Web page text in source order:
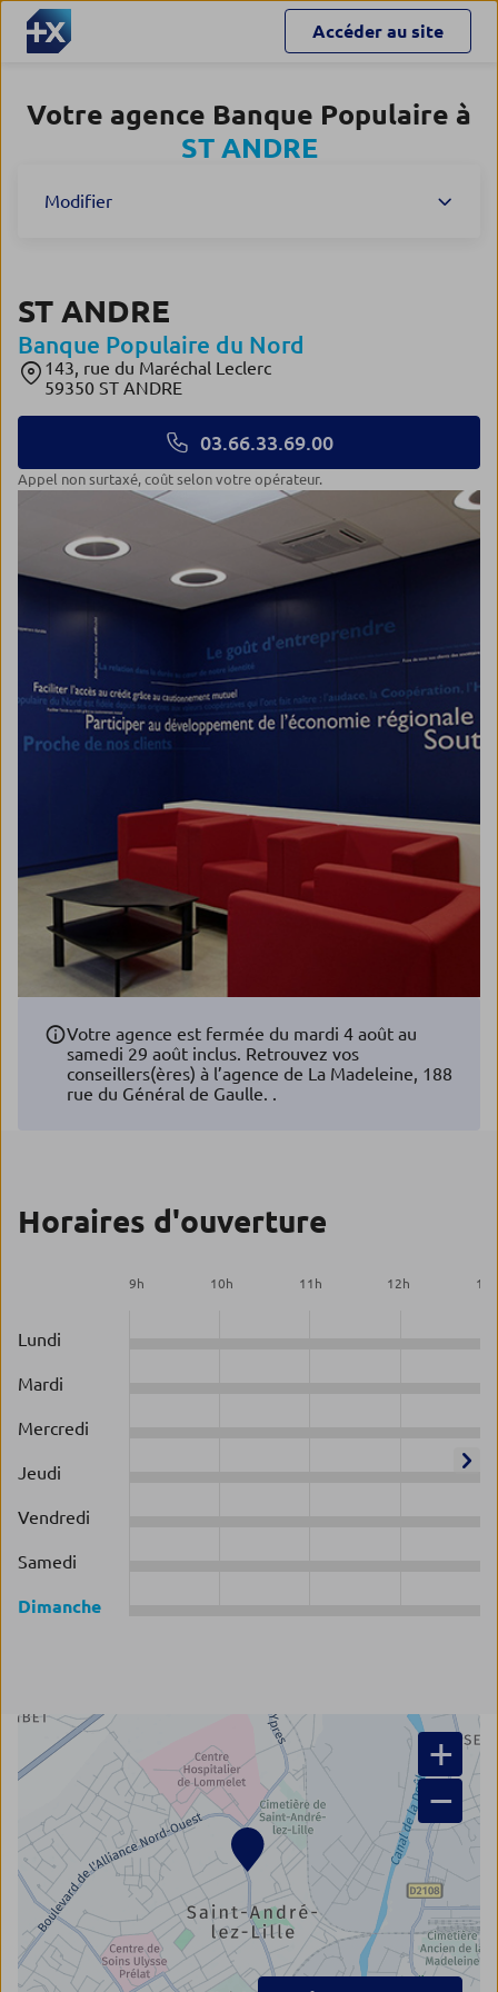
Accéder au site
Votre agence Banque Populaire à
ST ANDRE
Modifier
ST ANDRE
Banque Populaire du Nord
143, rue du Maréchal Leclerc
59350 ST ANDRE
03.66.33.69.00
Appel non surtaxé, coût selon votre opérateur.
Votre agence est fermée du mardi 4 août au
samedi 29 août inclus. Retrouvez vos
conseillers(ères) à l’agence de La Madeleine, 188
rue du Général de Gaulle. .
Horaires d'ouverture
9h 10h 11 h 12h 13
Lundi
Mardi
Mercredi
Jeudi
Vendredi
Samedi
Dimanche
+
−